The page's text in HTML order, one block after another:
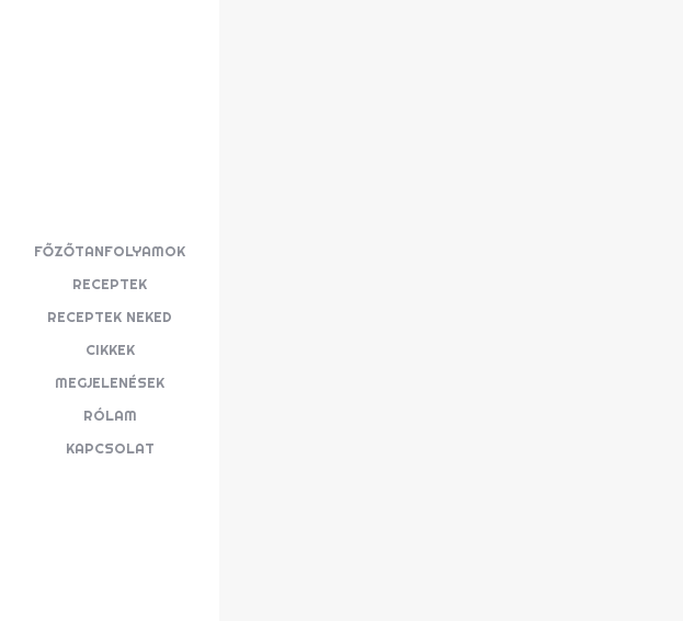
FŐZŐTANFOLYAMOK
RECEPTEK
RECEPTEK NEKED
CIKKEK
MEGJELENÉSEK
RÓLAM
KAPCSOLAT